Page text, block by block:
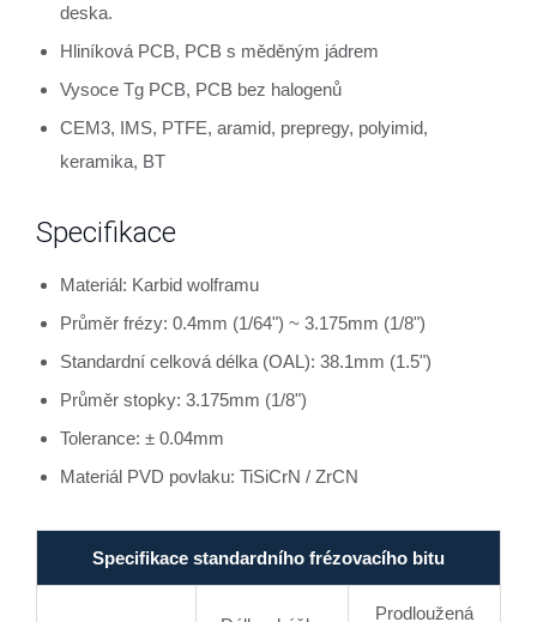
deska.
Hliníková PCB, PCB s měděným jádrem
Vysoce Tg PCB, PCB bez halogenů
CEM3, IMS, PTFE, aramid, prepregy, polyimid,
keramika, BT
Specifikace
Materiál: Karbid wolframu
Průměr frézy: 0.4mm (1/64") ~ 3.175mm (1/8")
Standardní celková délka (OAL): 38.1mm (1.5")
Průměr stopky: 3.175mm (1/8")
Tolerance: ± 0.04mm
Materiál PVD povlaku: TiSiCrN / ZrCN
Specifikace standardního frézovacího bitu
Prodloužená